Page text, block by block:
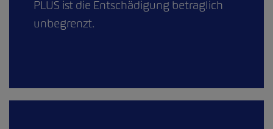
PLUS ist die Entschädigung betraglich
unbegrenzt.